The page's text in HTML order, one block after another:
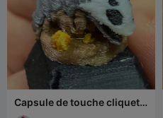
Capsule de touche cliquet
Bête à Cloche